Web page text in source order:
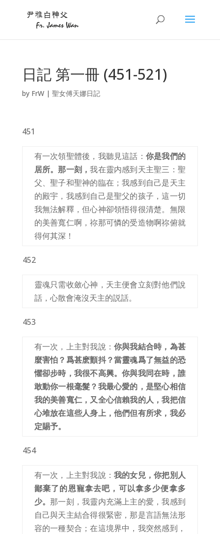
日記 第一冊 (451-521)
by FrW| 聖女傅天娜日記
451
有一次領聖體後，我聽見這話： 你是我們的
居所。那一刻，我在靈内感到天主聖三：聖
父、聖子和聖神的臨在；我感到自己是天主
的殿宇，我感到自己是聖父的孩子，這一切
我無法解釋，但心神卻領悟得很清楚。無限
的美善寬仁啊，祢那可憐的受造物啊祢俯就
得何其深！
452
靈魂只需收斂心神，天主便會立刻對他們說
話，心散會淹沒天主的説話。
453
有一次，上主對我說：你與我結合時，為甚
麼害怕？爲甚麽顫抖？當靈魂爲了無益的恐
懼卻步時，我很不高興。你與我同在時，誰
敢動你一根毫髮？我最心愛的，是堅心相信
我的美善寬仁，又全心信賴我的人，我把信
心堆放在這些人身上，他們但有所求，我必
定賜予。
454
有一次，上主對我說：我的女兒，你把別人
鄙棄了的恩寵拿去吧，可以拿多少便拿多
少。 那一刻，我靈内充滿上主的愛，我感到
自己與天主結合得很緊密，那是言語無法形
容的一種契合；在這境界中，我突然感到，